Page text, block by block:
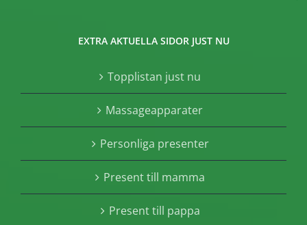
EXTRA AKTUELLA SIDOR JUST NU
Topplistan just nu
Massageapparater
Personliga presenter
Present till mamma
Present till pappa